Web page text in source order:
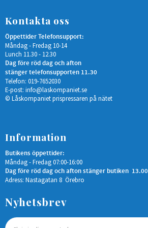
Kontakta oss
Öppettider Telefonsupport:
Måndag - Fredag 10-14
Lunch 11.30 - 12.30
Dag före röd dag och afton
stänger telefonsupporten 11.30
Telefon: 019-7652030
E-post: info@laskompaniet.se
© Låskompaniet prispressaren på nätet
Information
Butikens öppettider:
Måndag - Fredag 07:00-16:00
Dag före röd dag och afton stänger butiken 13.00
Adress: Nastagatan 8 Örebro
Nyhetsbrev